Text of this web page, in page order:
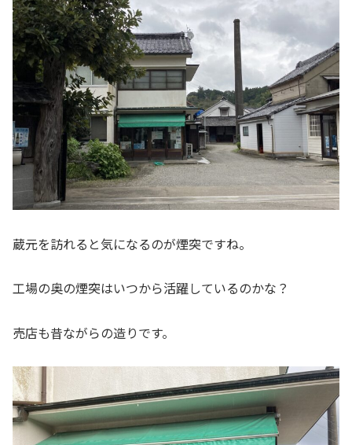
蔵元を訪れると気になるのが煙突ですね。
工場の奥の煙突はいつから活躍しているのかな？
売店も昔ながらの造りです。